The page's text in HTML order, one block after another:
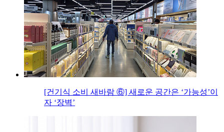
[건기식 소비 새바람 ⑥] 새로운 공간은 ‘가능성’이
자 ‘장벽’